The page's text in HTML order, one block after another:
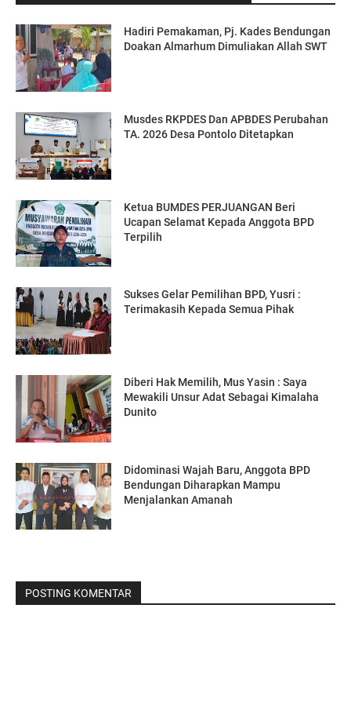
Hadiri Pemakaman, Pj. Kades Bendungan
Doakan Almarhum Dimuliakan Allah SWT
Musdes RKPDES Dan APBDES Perubahan
TA. 2026 Desa Pontolo Ditetapkan
Ketua BUMDES PERJUANGAN Beri
Ucapan Selamat Kepada Anggota BPD
Terpilih
Sukses Gelar Pemilihan BPD, Yusri :
Terimakasih Kepada Semua Pihak
Diberi Hak Memilih, Mus Yasin : Saya
Mewakili Unsur Adat Sebagai Kimalaha
Dunito
Didominasi Wajah Baru, Anggota BPD
Bendungan Diharapkan Mampu
Menjalankan Amanah
POSTING KOMENTAR